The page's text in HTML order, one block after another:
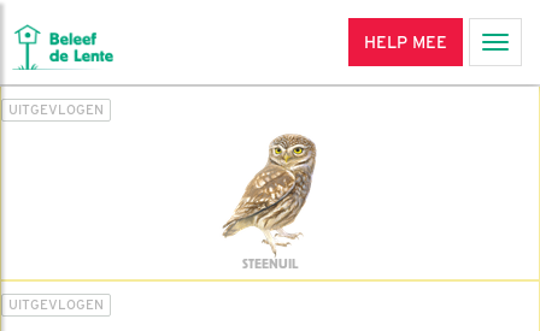
HELP MEE
UITGEVLOGEN
STEENUIL
UITGEVLOGEN